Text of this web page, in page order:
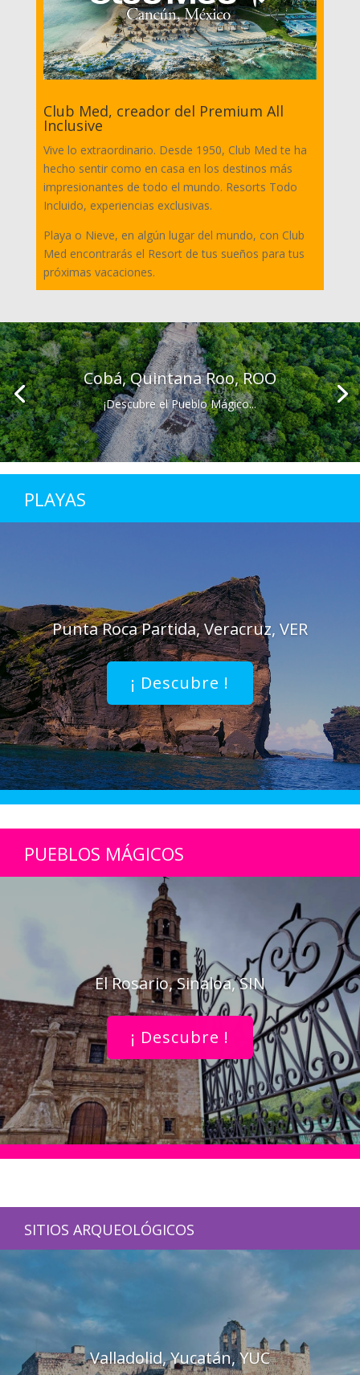
Club Med, creador del Premium All
Inclusive
Vive lo extraordinario. Desde 1950, Club Med te ha
hecho sentir como en casa en los destinos más
impresionantes de todo el mundo. Resorts Todo
Incluido, experiencias exclusivas.
Playa o Nieve, en algún lugar del mundo, con Club
Med encontrarás el Resort de tus sueños para tus
próximas vacaciones.
Cobá, Quintana Roo, ROO
¡Descubre el Pueblo Mágico...
PLAYAS
Punta Roca Partida, Veracruz, VER
¡ Descubre !
PUEBLOS MÁGICOS
El Rosario, Sinaloa, SIN
¡ Descubre !
SITIOS ARQUEOLÓGICOS
Valladolid, Yucatán, YUC